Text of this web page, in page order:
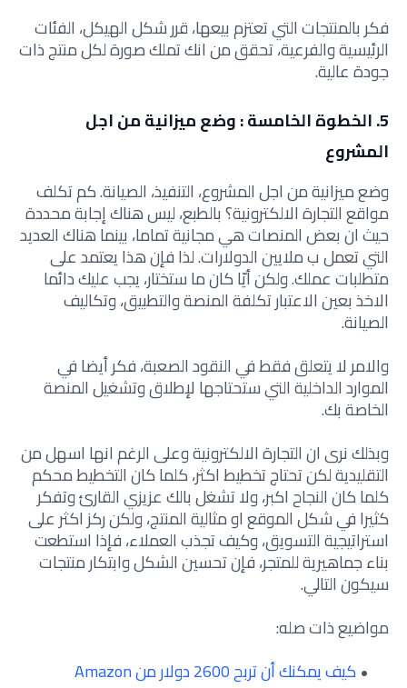
فكر بالمنتجات التي تعتزم بيعها، قرر شكل الهيكل، الفئات
الرئيسية والفرعية، تحقق من انك تملك صورة لكل منتج ذات
جودة عالية.
5. الخطوة الخامسة : وضع ميزانية من اجل
المشروع
وضع ميزانية من اجل المشروع، التنفيذ، الصيانة. كم تكلف
مواقع التجارة الالكترونية؟ بالطبع، ليس هناك إجابة محددة
حيث ان بعض المنصات هي مجانية تماما، بينما هناك العديد
التي تعمل ب ملايين الدولارات. لذا فإن هذا يعتمد على
متطلبات عملك. ولكن أيّا كان ما ستختار، يجب عليك دائما
الاخذ بعين الاعتبار تكلفة المنصة والتطبيق، وتكاليف
الصيانة.
والامر لا يتعلق فقط في النقود الصعبة، فكر أيضا في
الموارد الداخلية التي ستحتاجها لإطلاق وتشغيل المنصة
الخاصة بك.
وبذلك نرى ان التجارة الالكترونية وعلى الرغم انها اسهل من
التقليدية لكن تحتاج تخطيط اكثر، كلما كان التخطيط محكم
كلما كان النجاح اكبر، ولا تشغل بالك عزيزي القارئ وتفكر
كثيرا في شكل الموقع او مثالية المنتج، ولكن ركز اكثر على
استراتيجية التسويق، وكيف تجذب العملاء، فإذا استطعت
بناء جماهيرية للمتجر، فإن تحسين الشكل وابتكار منتجات
سيكون التالي.
مواضيع ذات صله:
كيف يمكنك أن تربح 2600 دولار من Amazon